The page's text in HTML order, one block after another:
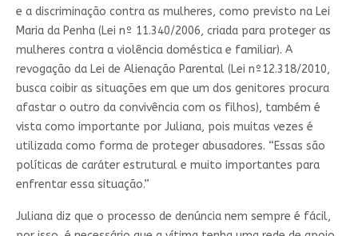
e a discriminação contra as mulheres, como previsto na Lei
Maria da Penha (Lei nº 11.340/2006, criada para proteger as
mulheres contra a violência doméstica e familiar). A
revogação da Lei de Alienação Parental (Lei nº12.318/2010,
busca coibir as situações em que um dos genitores procura
afastar o outro da convivência com os filhos), também é
vista como importante por Juliana, pois muitas vezes é
utilizada como forma de proteger abusadores. “Essas são
políticas de caráter estrutural e muito importantes para
enfrentar essa situação.”
Juliana diz que o processo de denúncia nem sempre é fácil,